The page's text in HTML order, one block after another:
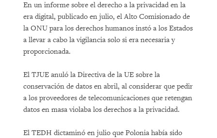
En un informe sobre el derecho a la privacidad en la
era digital, publicado en julio, el Alto Comisionado de
la ONU para los derechos humanos instó a los Estados
a llevar a cabo la vigilancia solo si era necesaria y
proporcionada.
El TJUE anuló la Directiva de la UE sobre la
conservación de datos en abril, al considerar que pedir
a los proveedores de telecomunicaciones que retengan
datos en masa violaba los derechos a la privacidad.
El TEDH dictaminó en julio que Polonia había sido